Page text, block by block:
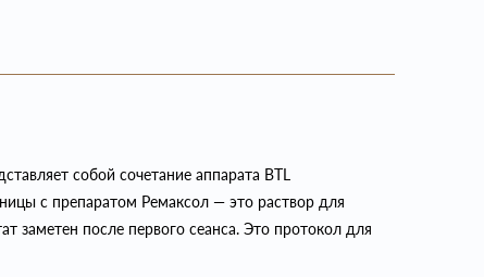
собой сочетание аппарата BTL
с препаратом Ремаксол — это раствор для
заметен после первого сеанса. Это протокол для